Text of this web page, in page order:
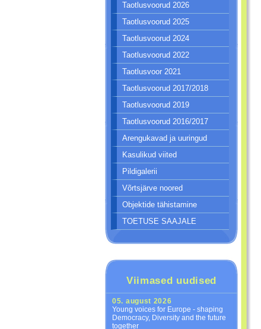
Taotlusvoorud 2026
Taotlusvoorud 2025
Taotlusvoorud 2024
Taotlusvoorud 2022
Taotlusvoor 2021
Taotlusvoorud 2017/2018
Taotlusvoorud 2019
Taotlusvoorud 2016/2017
Arengukavad ja uuringud
Kasulikud viited
Pildigalerii
Võrtsjärve noored
Objektide tähistamine
TOETUSE SAAJALE
Viimased uudised
05. august 2026
Young voices for Europe - shaping
Democracy, Diversity and the future
together